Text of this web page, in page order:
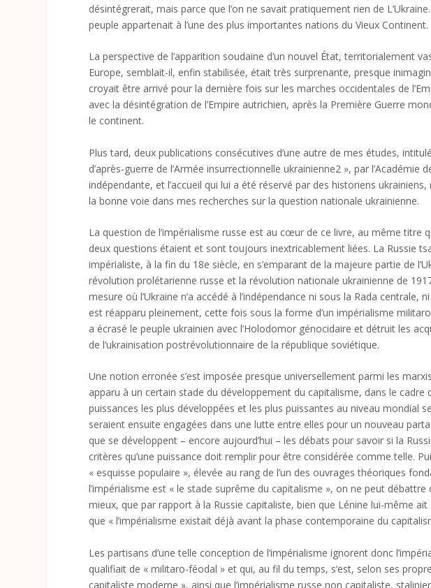
désintégrerait, mais parce que l’on ne savait pratiquement rien de
peuple appartenait à l’une des plus importantes nations du Vieux Continent.
La perspective de l’apparition soudaine d’un nouvel État, territorialement
Europe, semblait-il, enfin stabilisée, était très surprenante, presque
croyait être arrivé pour la dernière fois sur les marches occidentales de
avec la désintégration de l’Empire autrichien, après la Première Guerre
le continent.
Plus tard, deux publications consécutives d’une autre de mes études,
d’après-guerre de l’Armée insurrectionnelle ukrainienne2 », par l’Académie
indépendante, et l’accueil qui lui a été réservé par des historiens ukrainiens,
la bonne voie dans mes recherches sur la question nationale ukrainienne.
La question de l’impérialisme russe est au cœur de ce livre, au même titre
deux questions étaient et sont toujours inextricablement liées. La Russie
impérialiste, à la fin du 18e siècle, en s’emparant de la majeure partie de
révolution prolétarienne russe et la révolution nationale ukrainienne de
mesure où l’Ukraine n’a accédé à l’indépendance ni sous la Rada centrale,
est réapparu pleinement, cette fois sous la forme d’un impérialisme
a écrasé le peuple ukrainien avec l’Holodomor génocidaire et détruit les
de l’ukrainisation postrévolutionnaire de la république soviétique.
Une notion erronée s’est imposée presque universellement parmi les
apparu à un certain stade du développement du capitalisme, dans le
puissances les plus développées et les plus puissantes au niveau mondial
seraient ensuite engagées dans une lutte entre elles pour un nouveau
que se développent – encore aujourd’hui – les débats pour savoir si la
critères qu’une puissance doit remplir pour être considérée comme telle.
« esquisse populaire », élevée au rang de l’un des ouvrages théoriques
l’impérialisme est « le stade suprême du capitalisme », on ne peut débattre
mieux, que par rapport à la Russie capitaliste, bien que Lénine lui-même
que « l’impérialisme existait déjà avant la phase contemporaine du
Les partisans d’une telle conception de l’impérialisme ignorent donc
qualifiait de « militaro-féodal » et qui, au fil du temps, s’est, selon ses
capitaliste moderne », ainsi que l’impérialisme russe non capitaliste,